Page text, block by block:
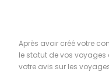
Après avoir créé votre
le statut de vos voyages
votre avis sur les